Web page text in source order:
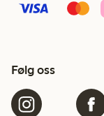
Følg oss